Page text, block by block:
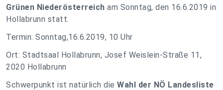
Grünen Niederösterreich am Sonntag, den 16.6.2019 in
Hollabrunn statt.
Termin: Sonntag,16.6.2019, 10 Uhr
Ort: Stadtsaal Hollabrunn, Josef Weislein-Straße 11,
2020 Hollabrunn
Schwerpunkt ist natürlich die Wahl der NÖ Landesliste